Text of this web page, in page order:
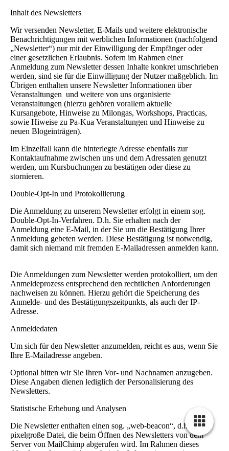
Inhalt des Newsletters
Wir versenden Newsletter, E-Mails und weitere elektronische
Benachrichtigungen mit werblichen Informationen (nachfolgend
„Newsletter“) nur mit der Einwilligung der Empfänger oder
einer gesetzlichen Erlaubnis. Sofern im Rahmen einer
Anmeldung zum Newsletter dessen Inhalte konkret umschrieben
werden, sind sie für die Einwilligung der Nutzer maßgeblich. Im
Übrigen enthalten unsere Newsletter Informationen über
Veranstaltungen und weitere von uns organisierte
Veranstaltungen (hierzu gehören vorallem aktuelle
Kursangebote, Hinweise zu Milongas, Workshops, Practicas,
sowie Hiweise zu Pa-Kua Veranstaltungen und Hinweise zu
neuen Blogeinträgen).
Im Einzelfall kann die hinterlegte Adresse ebenfalls zur
Kontaktaufnahme zwischen uns und dem Adressaten genutzt
werden, um Kursbuchungen zu bestätigen oder diese zu
stornieren.
Double-Opt-In und Protokollierung
Die Anmeldung zu unserem Newsletter erfolgt in einem sog.
Double-Opt-In-Verfahren. D.h. Sie erhalten nach der
Anmeldung eine E-Mail, in der Sie um die Bestätigung Ihrer
Anmeldung gebeten werden. Diese Bestätigung ist notwendig,
damit sich niemand mit fremden E-Mailadressen anmelden kann.
Die Anmeldungen zum Newsletter werden protokolliert, um den
Anmeldeprozess entsprechend den rechtlichen Anforderungen
nachweisen zu können. Hierzu gehört die Speicherung des
Anmelde- und des Bestätigungszeitpunkts, als auch der IP-
Adresse.
Anmeldedaten
Um sich für den Newsletter anzumelden, reicht es aus, wenn Sie
Ihre E-Mailadresse angeben.
Optional bitten wir Sie Ihren Vor- und Nachnamen anzugeben.
Diese Angaben dienen lediglich der Personalisierung des
Newsletters.
Statistische Erhebung und Analysen
Die Newsletter enthalten einen sog. „web-beacon“, d.h. eine
pixelgroße Datei, die beim Öffnen des Newsletters von dem
Server von MailChimp abgerufen wird. Im Rahmen dieses